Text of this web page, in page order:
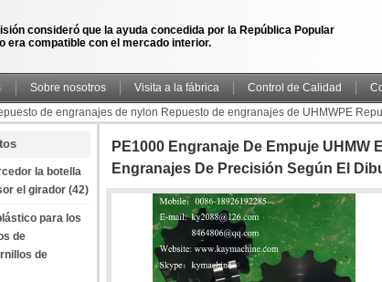
consideró que la ayuda concedida por la República Popular
era compatible con el mercado interior.
Sobre nosotros Visita a la fábrica Control de Calidad
de engranajes de nylon Repuesto de engranajes de UHMWPE
la botella
el girador (42)
para los
de
de
PE1000 Engranaje De Empuje
Engranajes De Precisión Según El